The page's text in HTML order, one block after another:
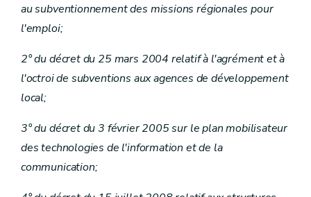
au subventionnement des missions régionales pour
l'emploi;
2° du décret du 25 mars 2004 relatif à l'agrément et à
l'octroi de subventions aux agences de développement
local;
3° du décret du 3 février 2005 sur le plan mobilisateur
des technologies de l'information et de la
communication;